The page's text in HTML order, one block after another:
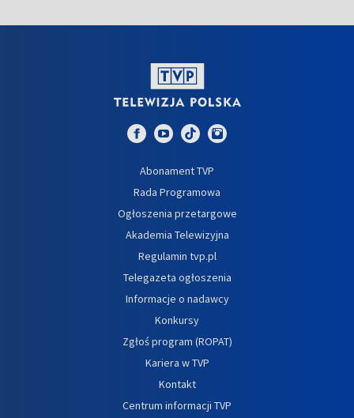
Abonament TVP
Rada Programowa
Ogłoszenia przetargowe
Akademia Telewizyjna
Regulamin tvp.pl
Telegazeta ogłoszenia
Informacje o nadawcy
Konkursy
Zgłoś program (ROPAT)
Kariera w TVP
Kontakt
Centrum informacji TVP